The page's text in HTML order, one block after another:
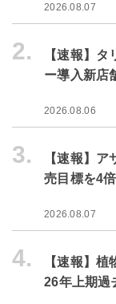
2026.08.07
2.
【速報】
ー導入新店
2026.08.06
3.
【速報】
売目標を4
2026.08.07
4.
【速報】
26年上期過